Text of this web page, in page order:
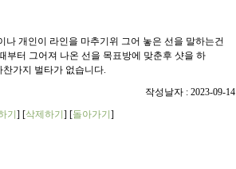
나 개인이 라인을 마추기위 그어 놓은 선을 말하는건
부터 그어져 나온 선을 목표방에 맞춘후 샷을 하
가지 벌타가 없습니다.
작성날자 : 2023-09-14
기 ] [삭제하기 ] [돌아가기 ]